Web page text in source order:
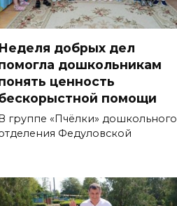
Неделя добрых дел
дошкольникам
ценность
помощи
группе «Пчёлки» дошкольного
Федуловской